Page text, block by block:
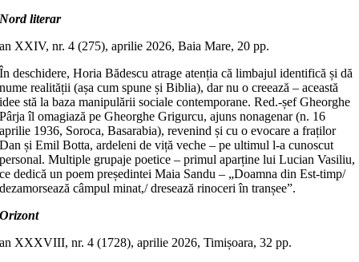
Nord literar
an XXIV, nr. 4 (275), aprilie 2026, Baia Mare, 20 pp.
În deschidere, Horia Bădescu atrage atenția că limbajul identifică și dă
nume realității (așa cum spune și Biblia), dar nu o creează – această
idee stă la baza manipulării sociale contemporane. Red.-șef Gheorghe
Pârja îl omagiază pe Gheorghe Grigurcu, ajuns nonagenar (n. 16
aprilie 1936, Soroca, Basarabia), revenind și cu o evocare a fraților
Dan și Emil Botta, ardeleni de viță veche – pe ultimul l-a cunoscut
personal. Multiple grupaje poetice – primul aparține lui Lucian Vasiliu,
ce dedică un poem președintei Maia Sandu – „Doamna din Est-timp/
dezamorsează câmpul minat,/ dresează rinoceri în tranșee”.
Orizont
an XXXVIII, nr. 4 (1728), aprilie 2026, Timișoara, 32 pp.